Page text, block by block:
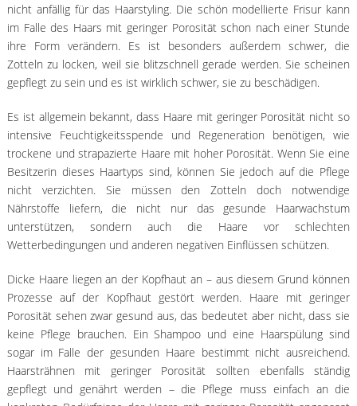
nicht anfällig für das Haarstyling. Die schön modellierte Frisur kann
im Falle des Haars mit geringer Porosität schon nach einer Stunde
ihre Form verändern. Es ist besonders außerdem schwer, die
Zotteln zu locken, weil sie blitzschnell gerade werden. Sie scheinen
gepflegt zu sein und es ist wirklich schwer, sie zu beschädigen.
Es ist allgemein bekannt, dass Haare mit geringer Porosität nicht so
intensive Feuchtigkeitsspende und Regeneration benötigen, wie
trockene und strapazierte Haare mit hoher Porosität. Wenn Sie eine
Besitzerin dieses Haartyps sind, können Sie jedoch auf die Pflege
nicht verzichten. Sie müssen den Zotteln doch notwendige
Nährstoffe liefern, die nicht nur das gesunde Haarwachstum
unterstützen, sondern auch die Haare vor schlechten
Wetterbedingungen und anderen negativen Einflüssen schützen.
Dicke Haare liegen an der Kopfhaut an – aus diesem Grund können
Prozesse auf der Kopfhaut gestört werden. Haare mit geringer
Porosität sehen zwar gesund aus, das bedeutet aber nicht, dass sie
keine Pflege brauchen. Ein Shampoo und eine Haarspülung sind
sogar im Falle der gesunden Haare bestimmt nicht ausreichend.
Haarsträhnen mit geringer Porosität sollten ebenfalls ständig
gepflegt und genährt werden – die Pflege muss einfach an die